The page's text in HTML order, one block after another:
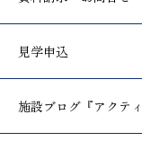
見学申込
施設ブログ 『アクテ